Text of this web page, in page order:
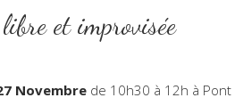
et improvisée
Novembrede 10h30 à 12h à Pont